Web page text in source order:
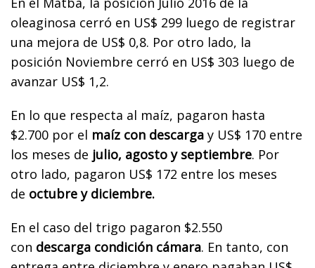
oleaginosa cerró en US$ 299 luego de registrar
una mejora de US$ 0,8. Por otro lado, la
posición Noviembre cerró en US$ 303 luego de
avanzar US$ 1,2.
En lo que respecta al maíz, pagaron hasta
$2.700 por el maíz con descarga y US$ 170 entre
los meses de julio, agosto y septiembre. Por
otro lado, pagaron US$ 172 entre los meses
de octubre y diciembre.
En el caso del trigo pagaron $2.550
con descarga condición cámara. En tanto, con